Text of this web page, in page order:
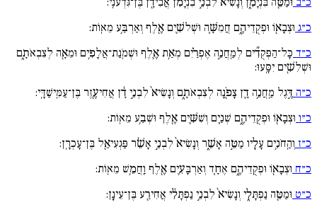
כ״ג וּצְבָא֖וֹ וּפְקֻֽדֵיהֶ֑ם חֲמִשָּׁ֧ה וּשְׁלשִׁ֛ים אֶ֖לֶף וְאַרְבַּ֥ע מֵאֽוֹת:
כ״ד כָּל־הַפְּקֻדִ֞ים לְמַֽחֲנֵ֣ה אֶפְרַ֗יִם מְאַ֥ת אֶ֛לֶף וּשְׁמֹֽנַת־אֲלָפִ֥ים וּמֵאָ֖ה לְצִבְאֹתָ֑ם
וּשְׁלִשִׁ֖ים יִסָּֽעוּ:
כ״ה דֶּ֣גֶל מַֽחֲנֵ֥ה דָ֛ן צָפֹ֖נָה לְצִבְאֹתָ֑ם וְנָשִׂיא֙ לִבְנֵ֣י דָ֔ן אֲחִיעֶ֖זֶר בֶּן־עַמִּֽישַׁדָּֽי:
כ״ו וּצְבָא֖וֹ וּפְקֻֽדֵיהֶ֑ם שְׁנַ֧יִם וְשִׁשִּׁ֛ים אֶ֖לֶף וּשְׁבַ֥ע מֵאֽוֹת:
כ״ז וְהַֽחֹנִ֥ים עָלָ֖יו מַטֵּ֣ה אָשֵׁ֑ר וְנָשִׂיא֙ לִבְנֵ֣י אָשֵׁ֔ר פַּגְעִיאֵ֖ל בֶּן־עָכְרָֽן:
כ״ח וּצְבָא֖וֹ וּפְקֻֽדֵיהֶ֑ם אֶחָ֧ד וְאַרְבָּעִ֛ים אֶ֖לֶף וַֽחֲמֵ֥שׁ מֵאֽוֹת:
כ״ט וּמַטֵּ֖ה נַפְתָּלִ֑י וְנָשִׂיא֙ לִבְנֵ֣י נַפְתָּלִ֔י אֲחִירַ֖ע בֶּן־עֵינָֽן: